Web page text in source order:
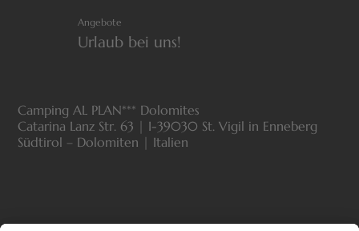
Angebote
Urlaub bei uns!
Camping AL PLAN*** Dolomites
Catarina Lanz Str. 63 | I-39030 St. Vigil in Enneberg
Südtirol – Dolomiten | Italien